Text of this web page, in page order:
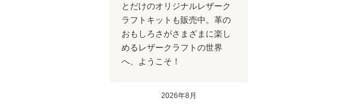
とだけのオリジナルレザーク
ラフトキットも販売中。革の
おもしろさがさまざまに楽し
めるレザークラフトの世界
へ、ようこそ！
2026年8月